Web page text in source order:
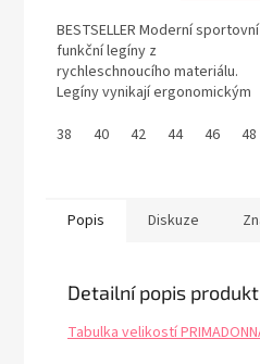
BESTSELLER Moderní sportovní
funkční legíny z
rychleschnoucího materiálu.
Legíny vynikají ergonomickým
z lehké, graficky vzorované
obejme a dokonale tvaruje
38 40 42 44 46 48
Popis Diskuze
Detailní popis
Tabulka velikostí